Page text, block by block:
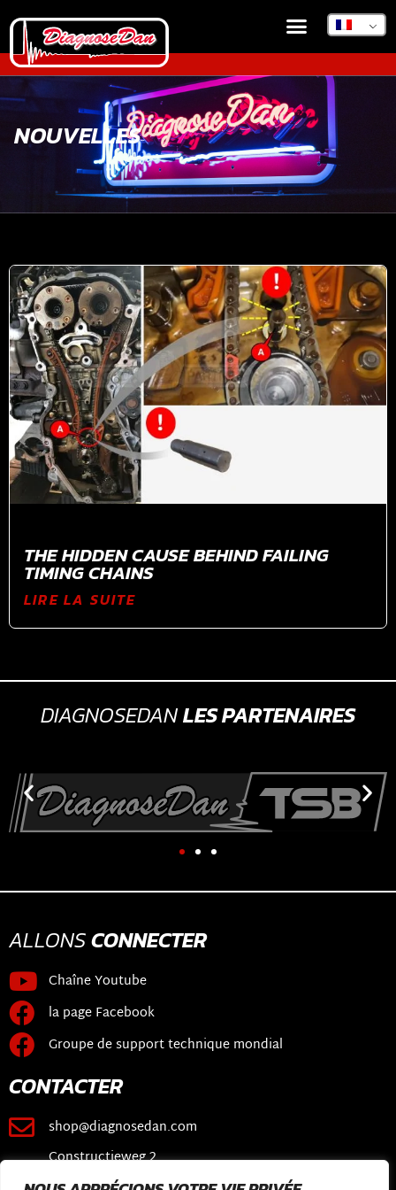
NOUVELLES
THE HIDDEN CAUSE BEHIND FAILING
TIMING CHAINS
LIRE LA SUITE
DIAGNOSEDANLES PARTENAIRES
ALLONSCONNECTER
Chaîne Youtube
la page Facebook
Groupe de support technique mondial
CONTACTER
shop@diagnosedan.com
Constructieweg 2
3641 SB Mijdrecht